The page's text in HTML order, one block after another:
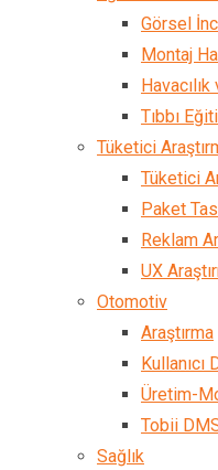
Görsel
Montaj
Tıbbı
Tüketici
Tüketici
Paket
Reklam
UX
Otomotiv
Araştırma
Kullanıcı
Üretim-
Tobii
Sağlık